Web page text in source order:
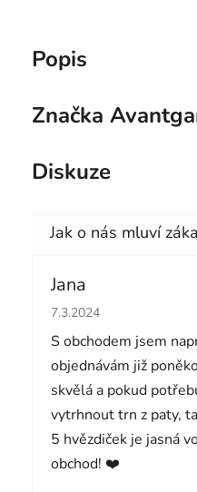
Popis
Značka
Diskuze
Jana
Hodnocení obchodu je
7.3.2024
S obchodem jsem
objednávám již
skvělá a pokud
vytrhnout trn z paty,
5 hvězdiček je jasná
obchod! ❤️